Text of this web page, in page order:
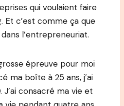
qui voulaient faire
Et c’est comme ça que
l’entrepreneuriat.
épreuve pour moi
ma boîte à 25 ans, j’ai
consacré ma vie et